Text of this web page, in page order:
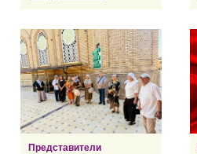
Представители